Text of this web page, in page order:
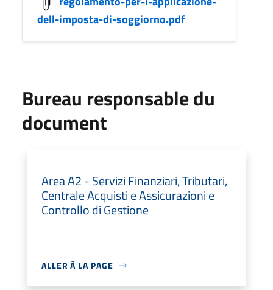
dell-imposta-di-soggiorno.pdf
Bureau responsable du
document
Area A2 - Servizi Finanziari, Tributari,
Centrale Acquisti e Assicurazioni e
Controllo di Gestione
ALLER À LA PAGE